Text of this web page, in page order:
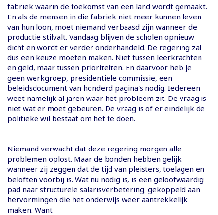
fabriek waarin de toekomst van een land wordt gemaakt.
En als de mensen in die fabriek niet meer kunnen leven
van hun loon, moet niemand verbaasd zijn wanneer de
productie stilvalt. Vandaag blijven de scholen opnieuw
dicht en wordt er verder onderhandeld. De regering zal
dus een keuze moeten maken. Niet tussen leerkrachten
en geld, maar tussen prioriteiten. En daarvoor heb je
geen werkgroep, presidentiële commissie, een
beleidsdocument van honderd pagina's nodig. Iedereen
weet namelijk al jaren waar het probleem zit. De vraag is
niet wat er moet gebeuren. De vraag is of er eindelijk de
politieke wil bestaat om het te doen.
Niemand verwacht dat deze regering morgen alle
problemen oplost. Maar de bonden hebben gelijk
wanneer zij zeggen dat de tijd van pleisters, toelagen en
beloften voorbij is. Wat nu nodig is, is een geloofwaardig
pad naar structurele salarisverbetering, gekoppeld aan
hervormingen die het onderwijs weer aantrekkelijk
maken. Want